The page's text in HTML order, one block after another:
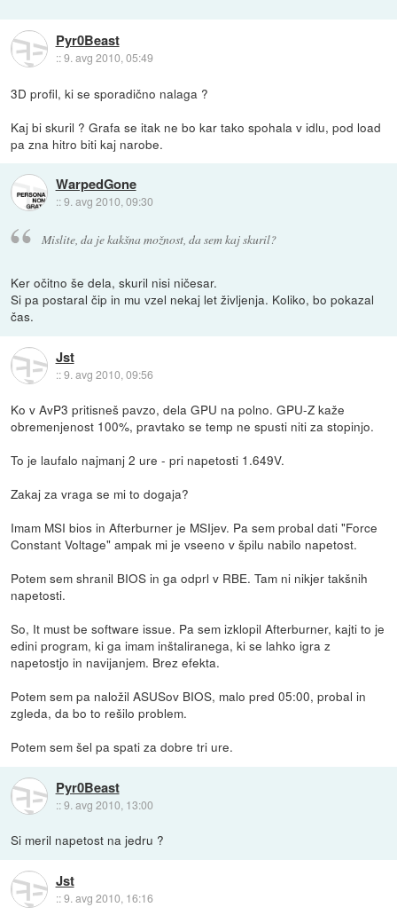
Pyr0Beast
::9. avg 2010, 05:49
3D profil, ki se sporadično nalaga ?
Kaj bi skuril ? Grafa se itak ne bo kar tako spohala v idlu, pod load
pa zna hitro biti kaj narobe.
WarpedGone
::9. avg 2010, 09:30
Mislite, da je kakšna možnost, da sem kaj skuril?
Ker očitno še dela, skuril nisi ničesar.
Si pa postaral čip in mu vzel nekaj let življenja. Koliko, bo pokazal
čas.
Jst
::9. avg 2010, 09:56
Ko v AvP3 pritisneš pavzo, dela GPU na polno. GPU-Z kaže
obremenjenost 100%, pravtako se temp ne spusti niti za stopinjo.
To je laufalo najmanj 2 ure - pri napetosti 1.649V.
Zakaj za vraga se mi to dogaja?
Imam MSI bios in Afterburner je MSIjev. Pa sem probal dati "Force
Constant Voltage" ampak mi je vseeno v špilu nabilo napetost.
Potem sem shranil BIOS in ga odprl v RBE. Tam ni nikjer takšnih
napetosti.
So, It must be software issue. Pa sem izklopil Afterburner, kajti to je
edini program, ki ga imam inštaliranega, ki se lahko igra z
napetostjo in navijanjem. Brez efekta.
Potem sem pa naložil ASUSov BIOS, malo pred 05:00, probal in
zgleda, da bo to rešilo problem.
Potem sem šel pa spati za dobre tri ure.
Pyr0Beast
::9. avg 2010, 13:00
Si meril napetost na jedru ?
Jst
::9. avg 2010, 16:16